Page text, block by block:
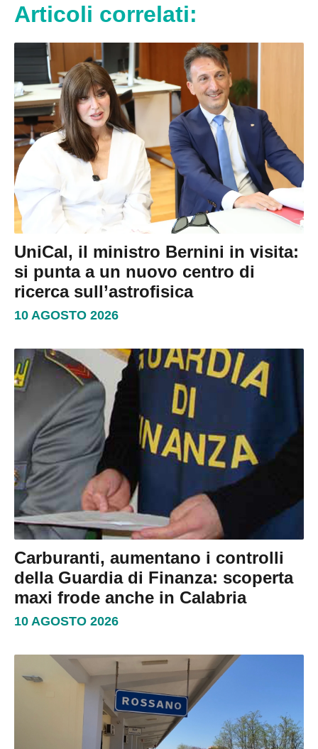
Articoli correlati:
UniCal, il ministro Bernini in visita:
si punta a un nuovo centro di
ricerca sull’astrofisica
10 AGOSTO 2026
Carburanti, aumentano i controlli
della Guardia di Finanza: scoperta
maxi frode anche in Calabria
10 AGOSTO 2026